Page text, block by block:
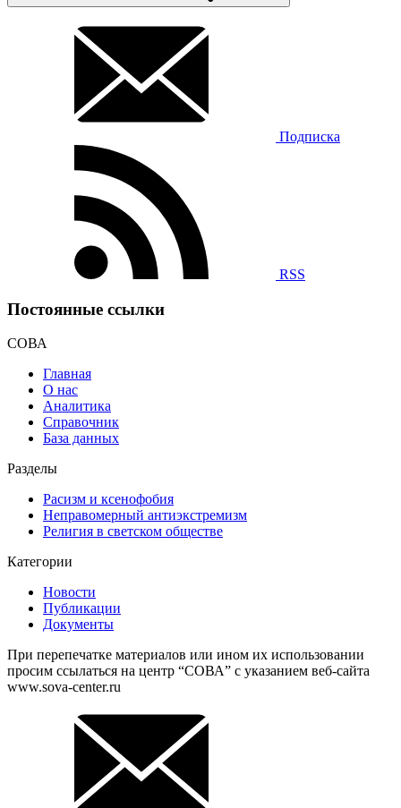
Подписка
RSS
Постоянные ссылки
СОВА
Главная
О нас
Аналитика
Справочник
База данных
Разделы
Расизм и ксенофобия
Неправомерный антиэкстремизм
Религия в светском обществе
Категории
Новости
Публикации
Документы
При перепечатке материалов или ином их использовании
просим ссылаться на центр “СОВА” с указанием веб-сайта
www.sova-center.ru